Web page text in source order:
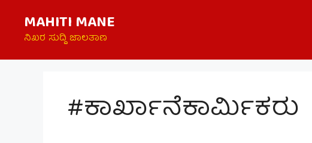
content
MAHITI MANE
ನಿಖರ ಸುದ್ದಿ ಜಾಲತಾಣ
#ಕಾರ್ಖಾನೆಕಾರ್ಮಿಕರು